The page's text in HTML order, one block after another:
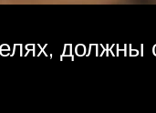
должны